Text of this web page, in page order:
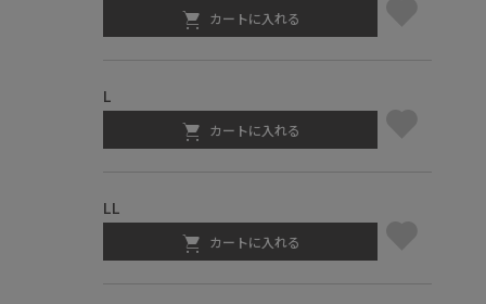
カートに入れる
L
カートに入れる
LL
カートに入れる